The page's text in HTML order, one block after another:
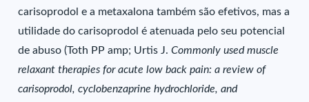
carisoprodol e a metaxalona também são efetivos, mas a
utilidade do carisoprodol é atenuada pelo seu potencial
de abuso (Toth PP amp; Urtis J.Commonly used muscle
relaxant therapies for acute low back pain: a review of
carisoprodol, cyclobenzaprine hydrochloride, and